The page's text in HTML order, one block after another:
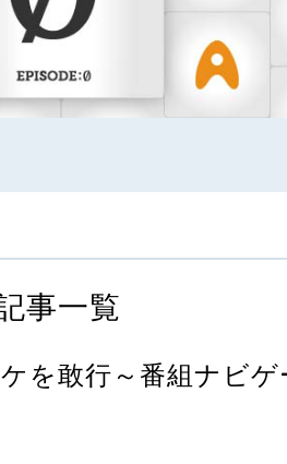
事一覧
を敢行～番組ナビゲ